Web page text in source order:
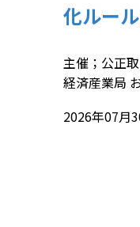
化ルー
主催；公正
経済産業局
2026年07月